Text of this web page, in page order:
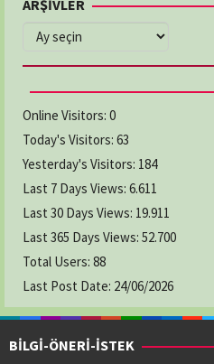
03622368481
ELMAS ECZANESİ
GAMZE ECZANESİ
Adres:YENİ CAMİ MAH.
03626222619
KAVAK ECZANESİ
Adres:19 MAYIS MAH.
03627412412
ARŞİVLER
ARŞİVLER
Online Visitors: 0
Today's Visitors: 63
Yesterday's Visitors: 184
Last 7 Days Views: 6.611
Last 30 Days Views: 19.911
Last 365 Days Views: 52.700
Total Users: 88
Last Post Date: 24/06/2026
BİLGİ-ÖNERİ-İSTEK